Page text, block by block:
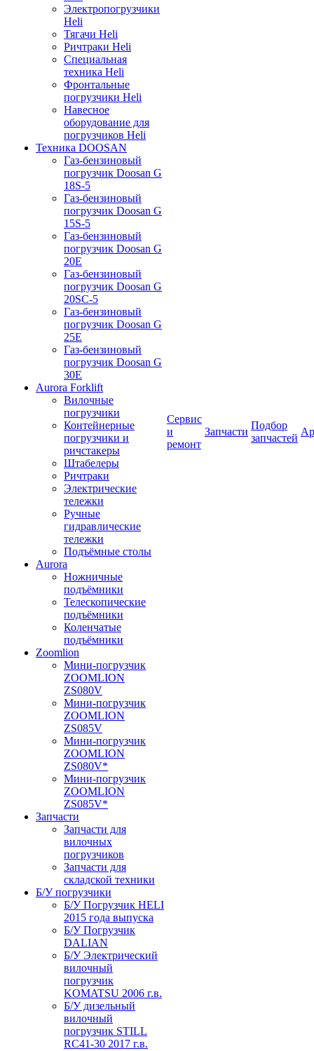
Электропогрузчики
Heli
Тягачи Heli
Ричтраки Heli
Специальная
техника Heli
Фронтальные
погрузчики Heli
Навесное
оборудование для
погрузчиков Heli
Техника DOOSAN
Газ-бензиновый
погрузчик Doosan G
18S-5
Газ-бензиновый
погрузчик Doosan G
15S-5
Газ-бензиновый
погрузчик Doosan G
20E
Газ-бензиновый
погрузчик Doosan G
20SC-5
Газ-бензиновый
погрузчик Doosan G
25E
Газ-бензиновый
погрузчик Doosan G
30E
Aurora Forklift
Вилочные
погрузчики
Контейнерные
погрузчики и
ричстакеры
Штабелеры
Ричтраки
Электрические
тележки
Ручные
гидравлические
тележки
Подъёмные столы
Aurora
Ножничные
подъёмники
Телескопические
подъёмники
Коленчатые
подъёмники
Zoomlion
Мини-погрузчик
ZOOMLION
ZS080V
Мини-погрузчик
ZOOMLION
ZS085V
Мини-погрузчик
ZOOMLION
ZS080V*
Мини-погрузчик
ZOOMLION
ZS085V*
Запчасти
Запчасти для
вилочных
погрузчиков
Запчасти для
складской техники
Б/У погрузчики
Б/У Погрузчик HELI
2015 года выпуска
Б/У Погрузчик
DALIAN
Б/У Электрический
вилочный
погрузчик
KOMATSU 2006 г.в.
Б/У дизельный
вилочный
погрузчик STILL
RC41-30 2017 г.в.
Сервис
и
ремонт
Запчасти
Подбор
запчастей